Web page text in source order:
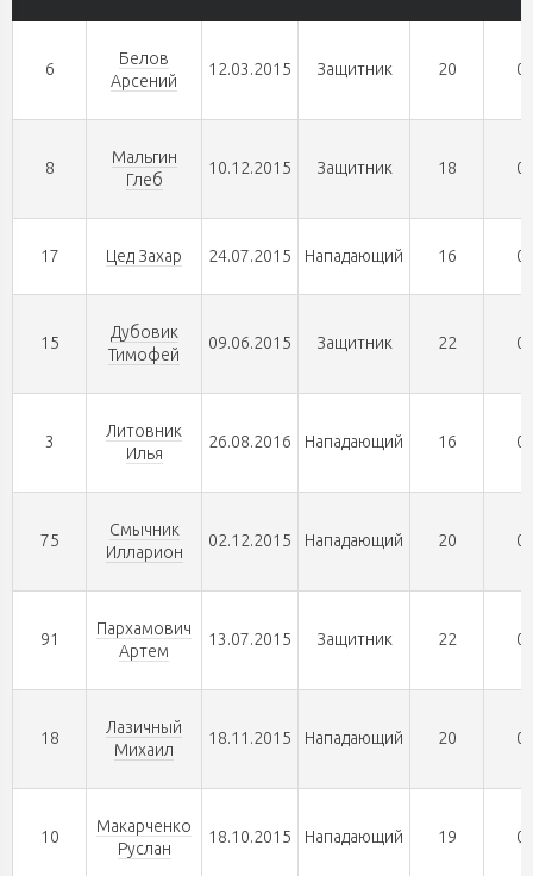
6
Белов
Арсений
12.03.2015 Защитник 20 0
8
Мальгин
Глеб
10.12.2015 Защитник 18 0
17 Цед Захар 24.07.2015 Нападающий 16 0
15
Дубовик
Тимофей
09.06.2015 Защитник 22 0
3
Литовник
Илья
26.08.2016 Нападающий 16 0
75
Смычник
Илларион
02.12.2015 Нападающий 20 0
91
Пархамович
Артем
13.07.2015 Защитник 22 0
18
Лазичный
Михаил
18.11.2015 Нападающий 20 0
10
Макарченко
Руслан
18.10.2015 Нападающий 19 0